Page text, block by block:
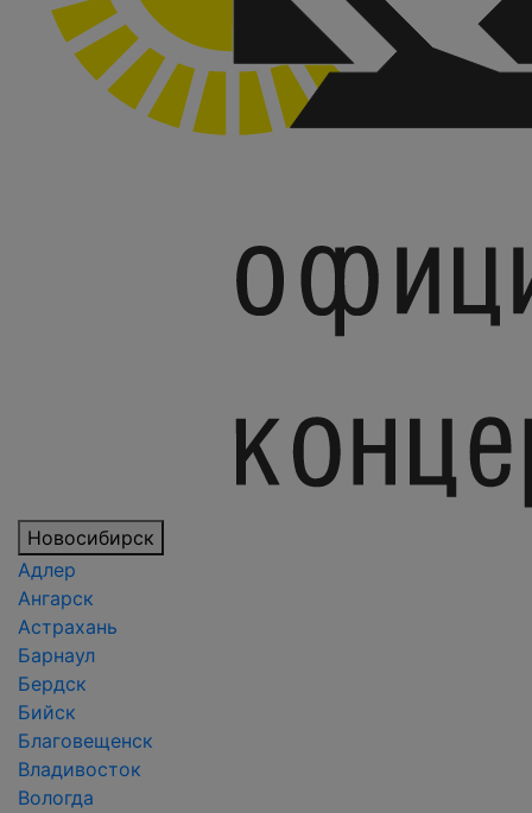
Новосибирск
Адлер
Ангарск
Астрахань
Барнаул
Бердск
Бийск
Благовещенск
Владивосток
Вологда